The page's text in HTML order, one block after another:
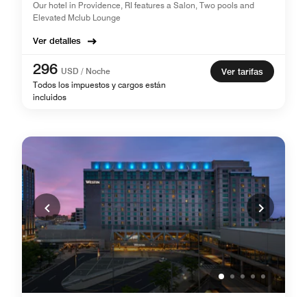
Our hotel in Providence, RI features a Salon, Two pools and
Elevated Mclub Lounge
Ver detalles
296 USD / Noche
Todos los impuestos y cargos están
incluidos
Ver tarifas